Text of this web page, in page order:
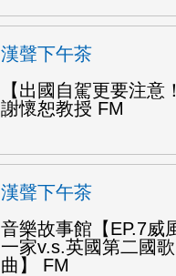
漢聲下午茶
【出國自駕更要注
謝懷恕教授 FM
漢聲下午茶
音樂故事館【EP.7威
一家v.s.英國第二國
曲】 FM